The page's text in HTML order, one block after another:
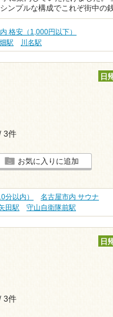
ンプルな構成でこれぞ街中の
格安（1,000円以下）
駅 川名駅
日
3件
お気に入りに追加
分以内）
名古屋市内 サウナ
田駅 守山自衛隊前駅
日
3件